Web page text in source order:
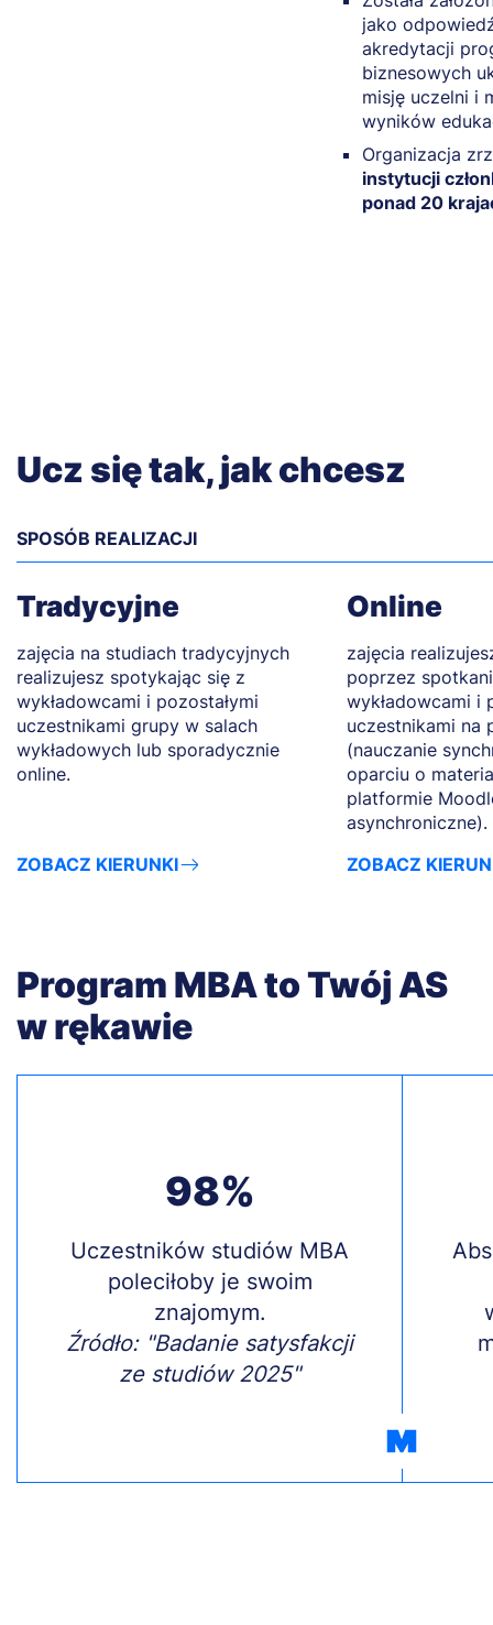
jako
akredytacji
biznesowych
misję uczelni i
wyników
Organizacja
instytucji
ponad 20
Ucz się tak, jak chcesz
SPOSÓB REALIZACJI
Tradycyjne
zajęcia na studiach tradycyjnych
realizujesz spotykając się z
wykładowcami i pozostałymi
uczestnikami grupy w salach
wykładowych lub sporadycznie
online.
ZOBACZ KIERUNKI
Online
zajęcia
poprzez
wykładowcami i
uczestnikami na
(nauczanie
oparciu o
platformie
asynchroniczne).
ZOBACZ
Program MBA to Twój AS
w rękawie
98%
Treść
Uczestników studiów MBA
poleciłoby je swoim
znajomym.
Źródło: "Badanie satysfakcji
ze studiów 2025"